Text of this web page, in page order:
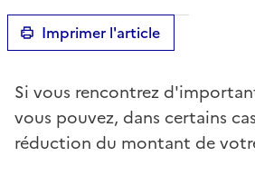
Imprimer l'article
Si vous rencontrez
vous pouvez, dans certains
réduction du montant de